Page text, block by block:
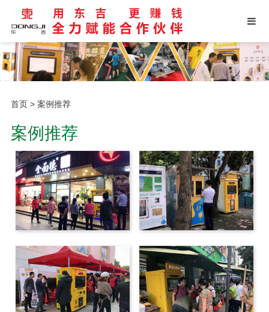
首页> 案例推荐
案例推荐